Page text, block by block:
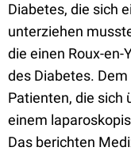
Diabetes, die sich
unterziehen
die einen Roux-en-
des Diabetes.
Patienten, die sich
einem
Das berichten